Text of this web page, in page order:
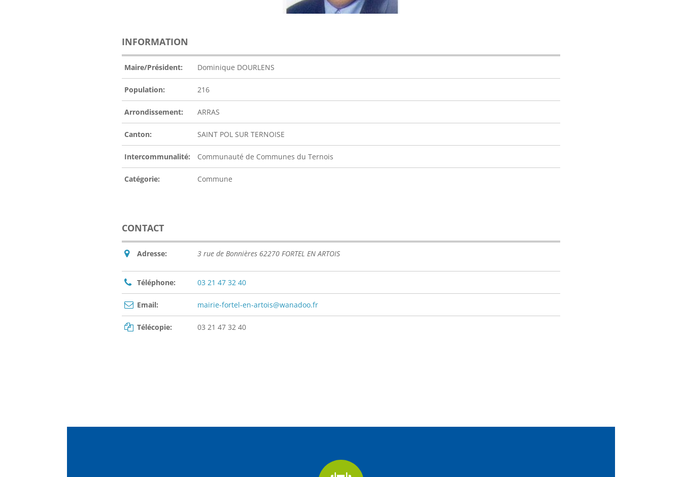
INFORMATION
Maire/Président: Dominique DOURLENS
Population: 216
Arrondissement: ARRAS
Canton: SAINT POL SUR TERNOISE
Intercommunalité: Communauté de Communes du Ternois
Catégorie: Commune
CONTACT
Adresse: 3 rue de Bonnières 62270 FORTEL EN ARTOIS
Téléphone: 03 21 47 32 40
Email: mairie-fortel-en-artois@wanadoo.fr
Télécopie: 03 21 47 32 40